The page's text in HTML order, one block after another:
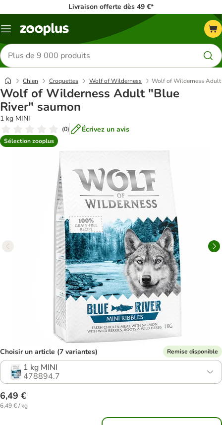
Livraison offerte dès 49 €*
Menu
Rechercher
des
produits
Chien Croquettes Wolf of Wilderness Wolf of Wilderness Adult
Wolf of Wilderness Adult "Blue
River" saumon
1 kg MINI
(0) Écrivez un avis
Sélection zooplus
Choisir un article (7 variantes) Remise disponible
1 kg MINI
478894.7
6,49 €
6,49 € / kg